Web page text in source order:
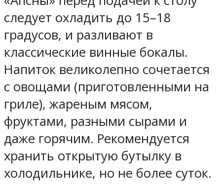
следует охладить до 15–18
градусов, и разливают в
классические винные бокалы.
Напиток великолепно сочетается
с овощами (приготовленными на
гриле), жареным мясом,
фруктами, разными сырами и
даже горячим. Рекомендуется
хранить открытую бутылку в
холодильнике, но не более суток.